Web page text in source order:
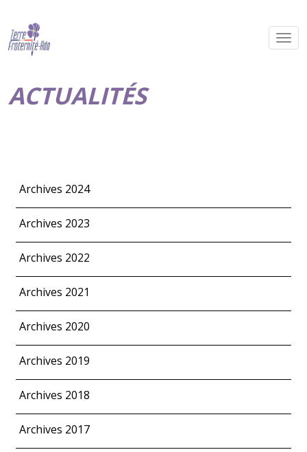
ACTUALITÉS
Archives 2024
Archives 2023
Archives 2022
Archives 2021
Archives 2020
Archives 2019
Archives 2018
Archives 2017